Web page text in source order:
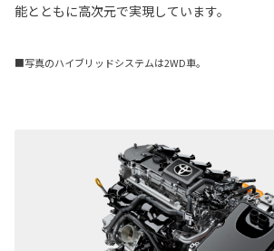
能とともに高次元で実現しています。
■写真のハイブリッドシステムは2WD車。